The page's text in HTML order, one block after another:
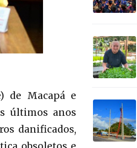
de Macapá e
últimos anos
danificados,